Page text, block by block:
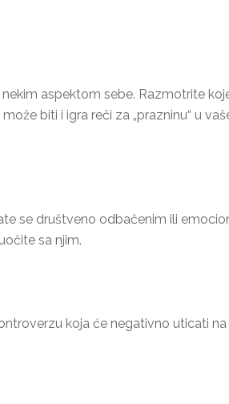
aspektom sebe. Razmotrite
biti i igra reči za „prazninu“ u
se društveno odbačenim ili
sa njim.
koja će negativno uticati na